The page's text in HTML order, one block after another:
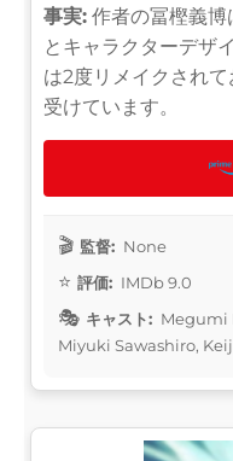
事実: 作者の冨樫義
とキャラクターデザ
は2度リメイクされ
受けています。
監督: None
評価: IMDb 9.0
キャスト: Megumi
Miyuki Sawashiro,